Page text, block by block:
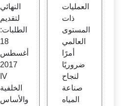
النهائي
لتقديم
الطلبات:
18
أغسطس
2017
IV
الخلفية
والأساس
العمليات
ذات
المستوى
العالمي
أمرًا
ضروريًا
لنجاح
صناعة
المياه